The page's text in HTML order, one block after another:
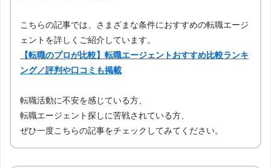
こちらの記事では、さまざまな条件におすすめの転職エージ
ェントを詳しくご紹介しています。
【転職のプロが比較】転職エージェントおすすめ比較ランキ
ング／評判や口コミも掲載
転職活動に不安を感じている方、
転職エージェント探しに苦戦されている方、
ぜひ一度こちらの記事をチェックしてみてください。